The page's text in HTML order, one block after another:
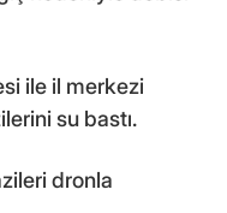
ile il merkezi
su bastı.
dronla